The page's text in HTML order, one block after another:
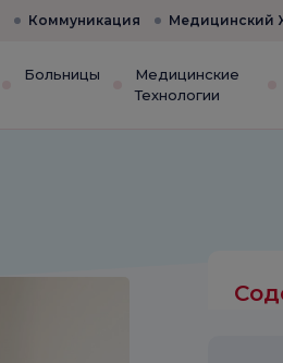
Коммуникация Медицинский
Больницы
Медицинские
Технологии